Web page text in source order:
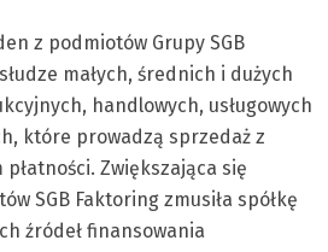
z podmiotów Grupy SGB
małych, średnich i dużych
handlowych, usługowych
które prowadzą sprzedaż z
Zwiększająca się
SGB Faktoring zmusiła spółkę
źródeł finansowania